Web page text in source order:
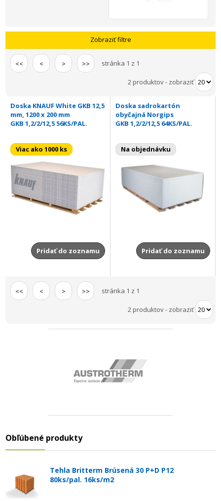
Zobraziť filtre
<< < > >> stránka 1 z 1
2 produktov- zobraziť
Doska KNAUF White GKB 12,5
mm, 1200 x 200 mm
GKB 1,2/2/12,5 56KS/PAL.
Viac ako 1000 ks
Pridať do zoznamu
Doska sadrokartón
obyčajná Norgips
GKB 1,2/2/12,5 64KS/PAL.
Na objednávku
Pridať do zoznamu
<< < > >> stránka 1 z 1
2 produktov- zobraziť
Obľúbené produkty
Tehla Britterm Brúsená 30 P+D P12
80ks/pal. 16ks/m2